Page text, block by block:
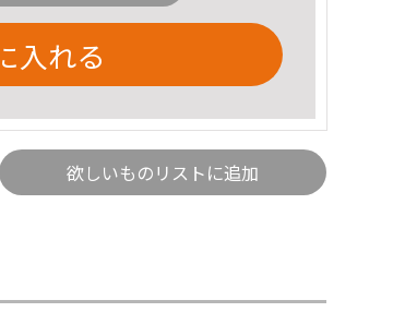
入れる
欲しいものリストに追加